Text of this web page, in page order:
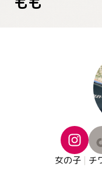
女の子 | チ